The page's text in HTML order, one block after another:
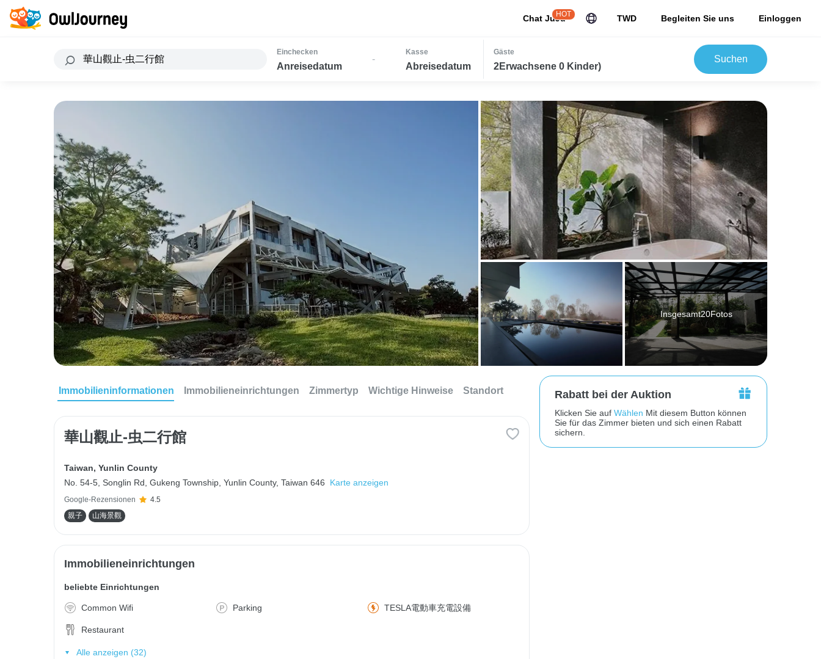
Chat JuJu
HOT TWD Begleiten Sie uns Einloggen
Einchecken
Anreisedatum
-
Kasse
Abreisedatum
Gäste
2Erwachsene 0 Kinder)
Suchen
Insgesamt20Fotos
Immobilieninformationen Immobilieneinrichtungen Zimmertyp Wichtige Hinweise Standort
華山觀止-虫二行館
Taiwan, Yunlin County
No. 54-5, Songlin Rd, Gukeng Township, Yunlin County, Taiwan 646
Karte anzeigen
Google-Rezensionen
4.5
親子
山海景觀
Immobilieneinrichtungen
beliebte Einrichtungen
Common Wifi Parking TESLA電動車充電設備
Restaurant
Alle anzeigen (32)
Rabatt bei der Auktion
Klicken Sie aufWählen Mit diesem Button können
Sie für das Zimmer bieten und sich einen Rabatt
sichern.